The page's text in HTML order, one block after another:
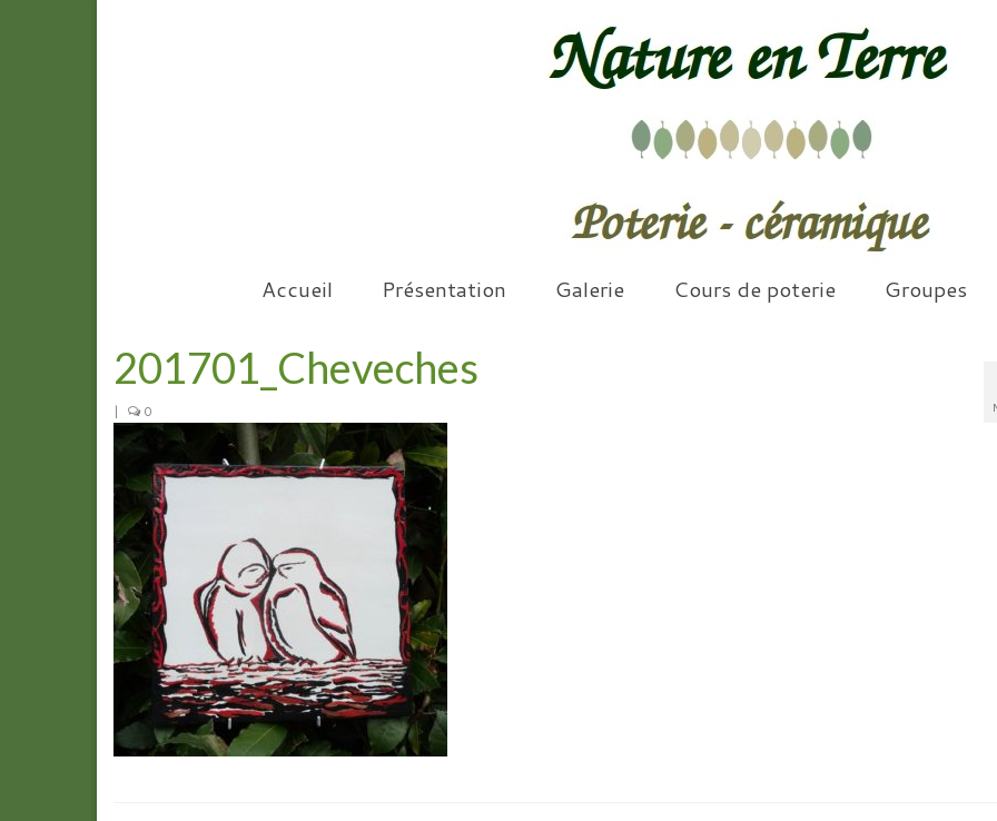
Accueil Présentation Galerie Cours de poterie Groupes
201701_Cheveches
| 0